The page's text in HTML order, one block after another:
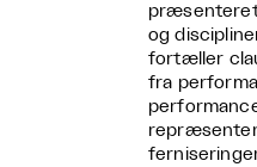
og
fortæller
fra